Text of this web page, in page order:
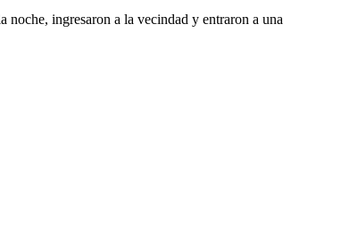
noche, ingresaron a la vecindad y entraron a una